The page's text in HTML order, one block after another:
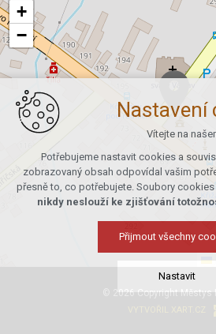
+
−
© 2026 Copyright Městys
Nastavení
Vítejte na
Potřebujeme nastavit cookies a
zobrazovaný obsah odpovídal vašim
přesně to, co potřebujete. Soubory
nikdy neslouží ke zjišťování
Přijmout všechny
Nastavit